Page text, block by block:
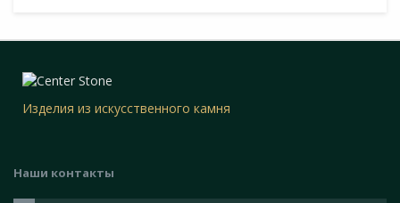
Изделия из искусственного камня
Наши контакты